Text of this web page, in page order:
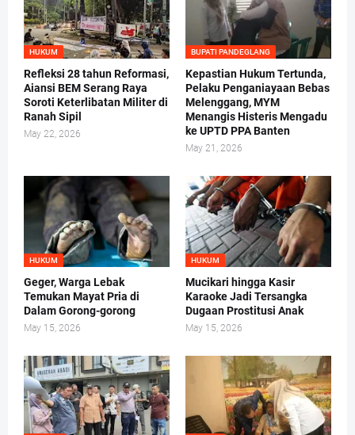
HUKUM
Refleksi 28 tahun Reformasi,
Aiansi BEM Serang Raya
Soroti Keterlibatan Militer di
Ranah Sipil
May 22, 2026
BUPATI PANDEGLANG
Kepastian Hukum Tertunda,
Pelaku Penganiayaan Bebas
Melenggang, MYM
Menangis Histeris Mengadu
ke UPTD PPA Banten
May 21, 2026
HUKUM
Geger, Warga Lebak
Temukan Mayat Pria di
Dalam Gorong-gorong
May 15, 2026
HUKUM
Mucikari hingga Kasir
Karaoke Jadi Tersangka
Dugaan Prostitusi Anak
May 15, 2026